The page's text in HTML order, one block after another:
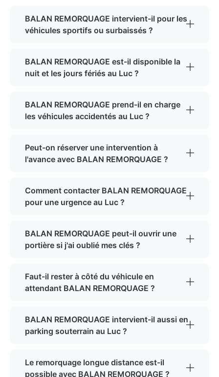
BALAN REMORQUAGE intervient-il pour les
véhicules sportifs ou surbaissés ?
BALAN REMORQUAGE est-il disponible la
nuit et les jours fériés au Luc ?
BALAN REMORQUAGE prend-il en charge
les véhicules accidentés au Luc ?
Peut-on réserver une intervention à
l'avance avec BALAN REMORQUAGE ?
Comment contacter BALAN REMORQUAGE
pour une urgence au Luc ?
BALAN REMORQUAGE peut-il ouvrir une
portière si j'ai oublié mes clés ?
Faut-il rester à côté du véhicule en
attendant BALAN REMORQUAGE ?
BALAN REMORQUAGE intervient-il aussi en
parking souterrain au Luc ?
Le remorquage longue distance est-il
possible avec BALAN REMORQUAGE ?